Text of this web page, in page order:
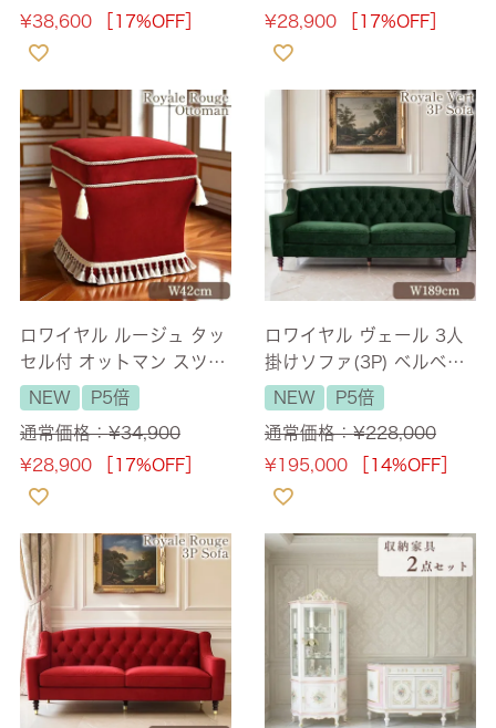
¥38,600 ［17%OFF］
¥28,900 ［17%OFF］
ロワイヤル ルージュ タッ
セル付 オットマン スツー
ル ベルベット レッド 幅4
2cm 【送料無料】
NEW
P5倍
通常価格：¥34,900
¥28,900 ［17%OFF］
ロワイヤル ヴェール 3人
掛けソファ(3P) ベルベッ
ト グリーン 幅189cm
【送料無料/設置サービス
付】
NEW
P5倍
通常価格：¥228,000
¥195,000 ［14%OFF］